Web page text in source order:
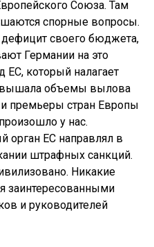
Союза. Там
спорные вопросы.
своего бюджета,
Германии на это
ЕС, который налагает
объемы вылова
премьеры стран Европы
у нас.
орган ЕС направлял в
штрафных санкций.
Никакие
заинтересованными
и руководителей